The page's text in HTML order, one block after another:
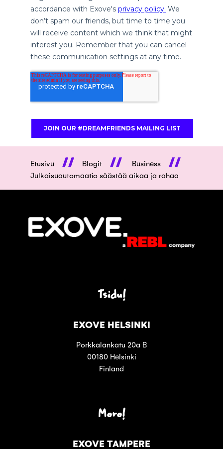
Etusivu Blogit
Business
Julkaisuautomaatio säästää aikaa ja rahaa
Tsidu!
EXOVE HELSINKI
Porkkalankatu 20a B
00180 Helsinki
Finland
Moro!
EXOVE TAMPERE